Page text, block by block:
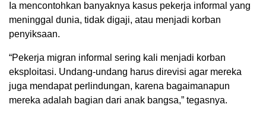
Ia mencontohkan banyaknya kasus pekerja informal yang
meninggal dunia, tidak digaji, atau menjadi korban
penyiksaan.
“Pekerja migran informal sering kali menjadi korban
eksploitasi. Undang-undang harus direvisi agar mereka
juga mendapat perlindungan, karena bagaimanapun
mereka adalah bagian dari anak bangsa,” tegasnya.